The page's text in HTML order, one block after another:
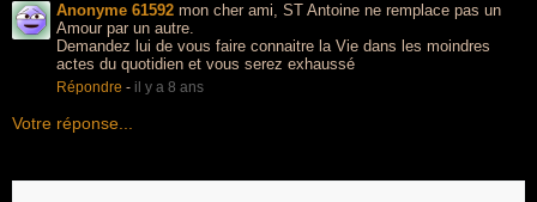
Anonyme 61592 mon cher ami, ST Antoine ne remplace pas un
Amour par un autre.
Demandez lui de vous faire connaitre la Vie dans les moindres
actes du quotidien et vous serez exhaussé
Répondre - il y a 8 ans
Votre réponse...